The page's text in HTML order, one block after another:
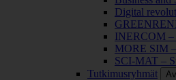
Digital
INERCOM –
MORE SIM
SCI-MAT –
Tutkimusryhmät